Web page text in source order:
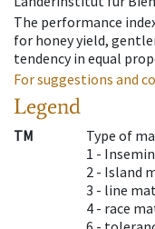
The performance
for honey yield,
tendency in equal
For suggestions and
Legend
TM
Type of
1 -
2 - Island
3 - line
4 - race